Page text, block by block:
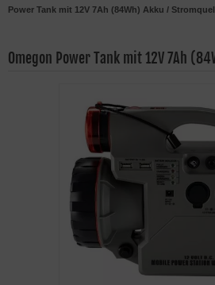
Power Tank mit 12V 7Ah (84Wh) Akku /
Omegon Power Tank mit 12V 7Ah